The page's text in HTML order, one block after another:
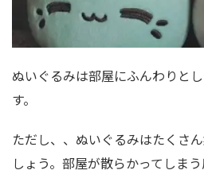
ぬいぐるみは部屋にふんわりと
す。
ただし、、ぬいぐるみはたくさ
しょう。部屋が散らかってしまう